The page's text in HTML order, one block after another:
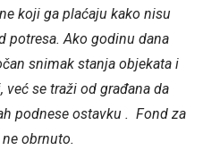
koji ga plaćaju kako nisu
potresa. Ako godinu dana
snimak stanja objekata i
se traži od građana da
podnese ostavku . Fond za
obrnuto.